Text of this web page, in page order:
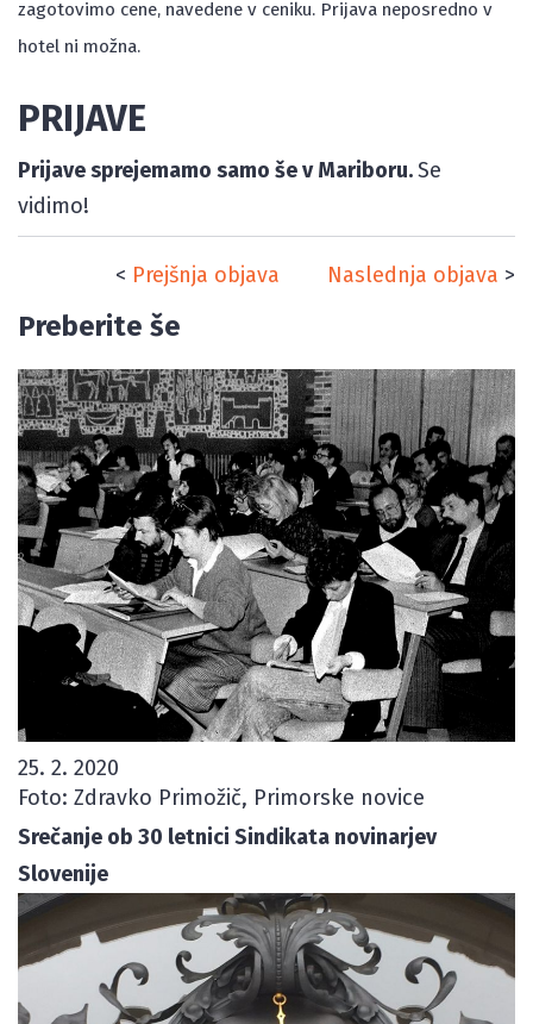
zagotovimo cene, navedene v ceniku. Prijava neposredno v
hotel ni možna.
PRIJAVE
Prijave sprejemamo samo še v Mariboru.Se
vidimo!
< Prejšnja objava Naslednja objava >
Preberite še
25. 2. 2020
Foto: Zdravko Primožič, Primorske novice
Srečanje ob 30 letnici Sindikata novinarjev
Slovenije